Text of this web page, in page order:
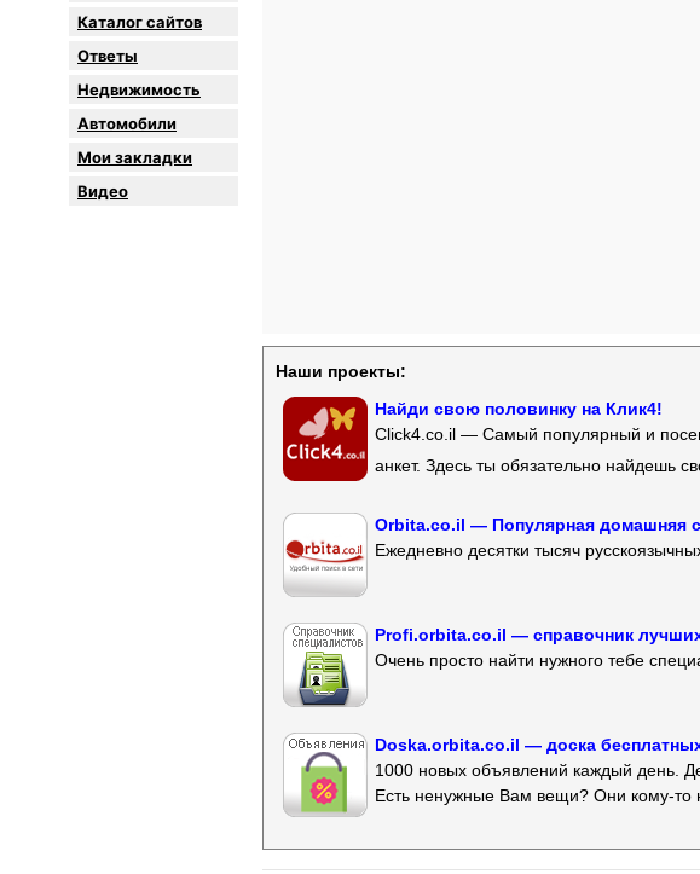
Каталог сайтов
Oтветы
Недвижимость
Автомобили
Мои закладки
Видео
Наши проекты:
Найди свою половинку на Клик4!
Click4.co.il — Самый популярный и
анкет. Здесь ты обязательно найдешь
Orbita.co.il — Популярная домашняя
Ежедневно десятки тысяч
Profi.orbita.co.il — справочник
Очень просто найти нужного тебе
Doska.orbita.co.il — доска
1000 новых объявлений каждый день.
Есть ненужные Вам вещи? Они кому-то